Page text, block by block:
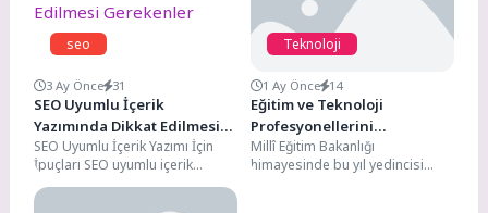
seo
3 Ay Önce 31
SEO Uyumlu İçerik
Yazımında Dikkat Edilmesi
Gerekenler
SEO Uyumlu İçerik Yazımı İçin
İpuçları SEO uyumlu içerik
yazmak, web sitenizin arama
motorlarında daha...
Teknoloji
1 Ay Önce 14
Eğitim ve Teknoloji
Profesyonellerini
Buluşturan TETZ 2026,
Bakan Tekin’in Katılımıyla
Millî Eğitim Bakanlığı
himayesinde bu yıl yedincisi